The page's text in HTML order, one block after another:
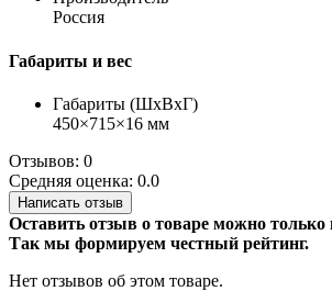
Россия
Габариты и вес
Габариты (ШхВхГ)
450×715×16 мм
Отзывов: 0
Средняя оценка: 0.0
Написать отзыв
Оставить отзыв о товаре можно только
Так мы формируем честный рейтинг.
Нет отзывов об этом товаре.